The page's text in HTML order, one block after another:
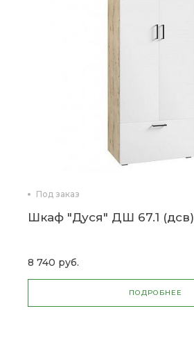
Под заказ
Шкаф "Дуся" ДШ 67.1 (дсв)
8 740 руб.
ПОДРОБНЕЕ